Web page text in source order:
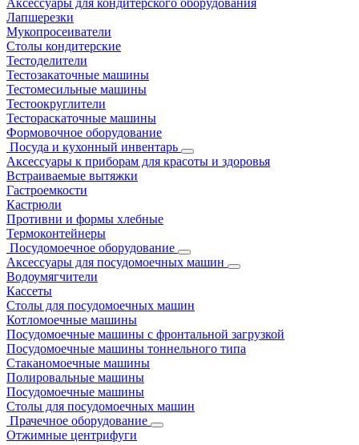
Аксессуары для кондитерского оборудования
Лапшерезки
Мукопросеиватели
Столы кондитерские
Тестоделители
Тестозакаточные машины
Тестомесильные машины
Тестоокруглители
Тестораскаточные машины
Формовочное оборудование
Посуда и кухонный инвентарь
Аксессуары к приборам для красоты и здоровья
Встраиваемые вытяжки
Гастроемкости
Кастрюли
Противни и формы хлебные
Термоконтейнеры
Посудомоечное оборудование
Аксессуары для посудомоечных машин
Водоумягчители
Кассеты
Столы для посудомоечных машин
Котломоечные машины
Посудомоечные машины с фронтальной загрузкой
Посудомоечные машины тоннельного типа
Стаканомоечные машины
Полировальные машины
Посудомоечные машины
Столы для посудомоечных машин
Прачечное оборудование
Отжимные центрифуги